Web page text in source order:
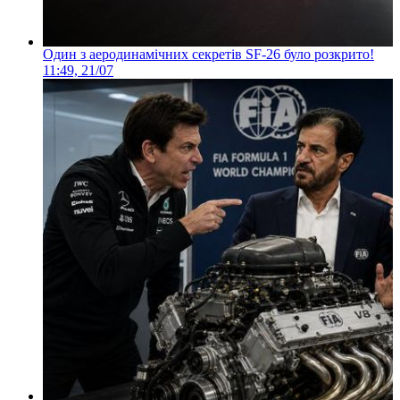
Один з аеродинамічних секретів SF-26 було розкрито!
11:49, 21/07